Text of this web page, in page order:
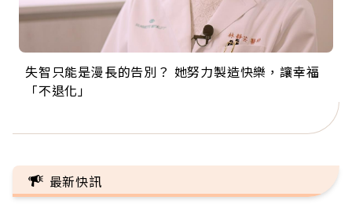
失智只能是漫長的告別？ 她努力製造快樂，讓幸福
「不退化」
來自剛果的巧克力神父 為台灣奉獻36年 「台灣是我
的家，我連作夢都講台語！」
63歲卸矽谷副總、搬回台灣找快樂！「蛋黃哥小
丑」走進安養院，逗樂上萬爺奶：退休後才開始真
104歲打破金氏世界紀錄 成為全球最年長羽球選
手，分享長壽的秘密原來是「這個」
事業巔峰他選擇追夢…黑手阿伯拉小提琴還登上小
巨蛋！連CNN都大讚！
最新快訊